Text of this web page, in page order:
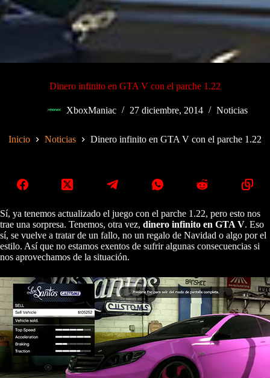
Dinero infinito en GTA V con el parche 1.22
XboxManiac 27 diciembre, 2014 Noticias
Inicio Noticias Dinero infinito en GTA V con el parche 1.22
Sí, ya tenemos actualizado el juego con el parche 1.22, pero esto nos
trae una sorpresa. Tenemos, otra vez, dinero infinito en GTA V. Eso
sí, se vuelve a tratar de un fallo, no un regalo de Navidad o algo por el
estilo. Así que no estamos exentos de sufrir algunas consecuencias si
nos aprovechamos de la situación.